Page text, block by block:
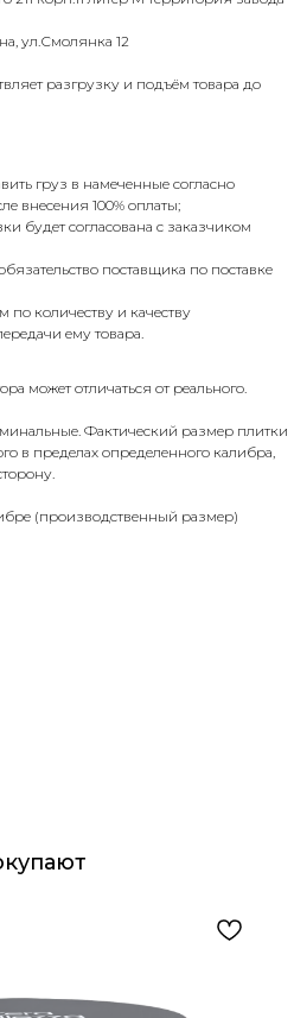
ул.Смолянка 12
разгрузку и подъём товара до
груз в намеченные согласно
внесения 100% оплаты;
будет согласована с заказчиком
поставщика по поставке
по количеству и качеству
ему товара.
может отличаться от реального.
Фактический размер плитки
в пределах определенного калибра,
(производственный размер)